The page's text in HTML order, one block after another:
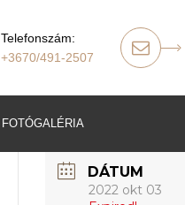
Telefonszám:
+3670/491-2507
FOTÓGALÉRIA
DÁTUM
2022 okt 03